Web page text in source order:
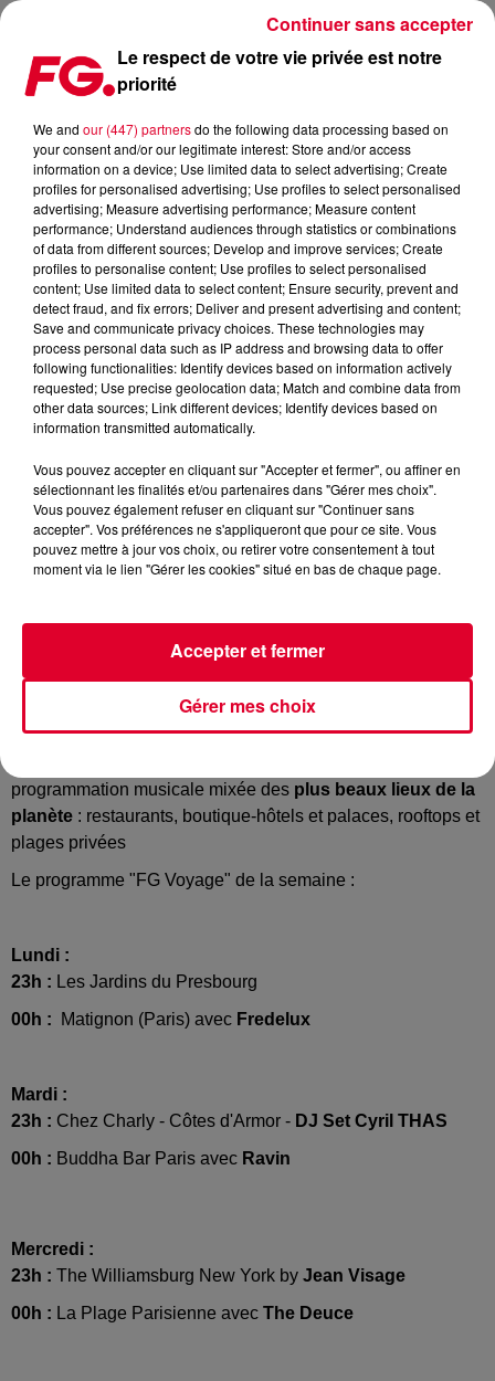
FG VOYAGE : LE PROGRAMME DE LA SEMAINE
Publié : 1er juillet 2024 à 11h07 par Solène Cordier
Crédit :FG Voyage
Du lundi au mercredi sur Radio FG, à partir de 23 heures,
programmation musicale mixée des plus beaux lieux de la
planète : restaurants, boutique-hôtels et palaces, rooftops et
plages privées
Le programme "FG Voyage" de la semaine :
Lundi :
23h : Les Jardins du Presbourg
00h :
Matignon (Paris) avec Fredelux
Mardi :
23h : Chez Charly - Côtes d'Armor - DJ Set Cyril THAS
00h : Buddha Bar Paris avec Ravin
Mercredi :
23h : The Williamsburg New York by Jean Visage
00h : La Plage Parisienne avec The Deuce
Le respect de votre vie privée est notre
priorité
We and our (447) partnersdo the following data processing based on
your consent and/or our legitimate interest: Store and/or access
information on a device; Use limited data to select advertising; Create
profiles for personalised advertising; Use profiles to select personalised
advertising; Measure advertising performance; Measure content
performance; Understand audiences through statistics or combinations
of data from different sources; Develop and improve services; Create
profiles to personalise content; Use profiles to select personalised
content; Use limited data to select content; Ensure security, prevent and
detect fraud, and fix errors; Deliver and present advertising and content;
Save and communicate privacy choices. These technologies may
process personal data such as IP address and browsing data to offer
following functionalities: Identify devices based on information actively
requested; Use precise geolocation data; Match and combine data from
other data sources; Link different devices; Identify devices based on
information transmitted automatically.
Vous pouvez accepter en cliquant sur "Accepter et fermer", ou affiner en
sélectionnant les finalités et/ou partenaires dans "Gérer mes choix".
Vous pouvez également refuser en cliquant sur "Continuer sans
accepter". Vos préférences ne s'appliqueront que pour ce site. Vous
pouvez mettre à jour vos choix, ou retirer votre consentement à tout
moment via le lien "Gérer les cookies" situé en bas de chaque page.
Gérer mes choix
Accepter et fermer
Continuer sans accepter